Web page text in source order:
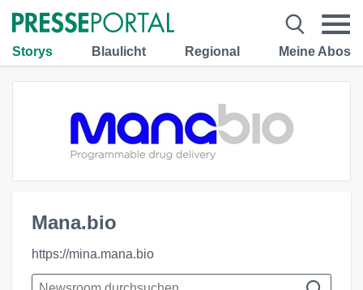
Storys Blaulicht Regional Meine Abos
Mana.bio
https://mina.mana.bio